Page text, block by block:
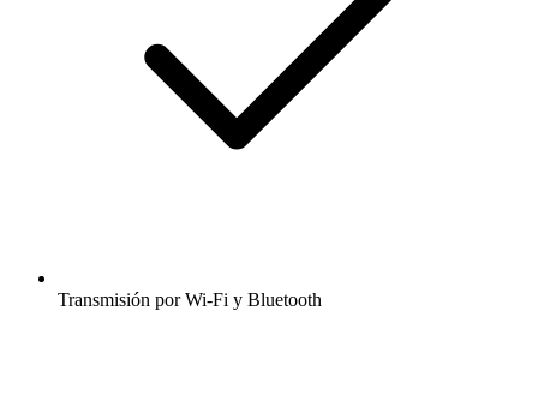
Transmisión por Wi-Fi y Bluetooth